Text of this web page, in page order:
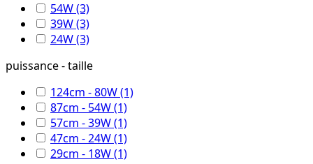
54W(3)
39W(3)
24W(3)
puissance - taille
124cm - 80W(1)
87cm - 54W(1)
57cm - 39W(1)
47cm - 24W(1)
29cm - 18W(1)